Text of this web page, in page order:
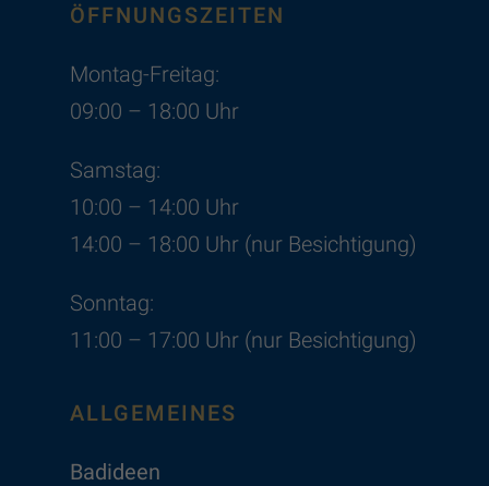
ÖFFNUNGSZEITEN
Montag-Freitag:
09:00 – 18:00 Uhr
Samstag:
10:00 – 14:00 Uhr
14:00 – 18:00 Uhr (nur Besichtigung)
Sonntag:
11:00 – 17:00 Uhr (nur Besichtigung)
ALLGEMEINES
Badideen